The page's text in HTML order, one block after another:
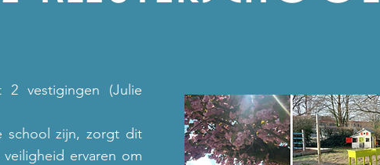
2 vestigingen (Julie
school zijn, zorgt dit
ervaren om